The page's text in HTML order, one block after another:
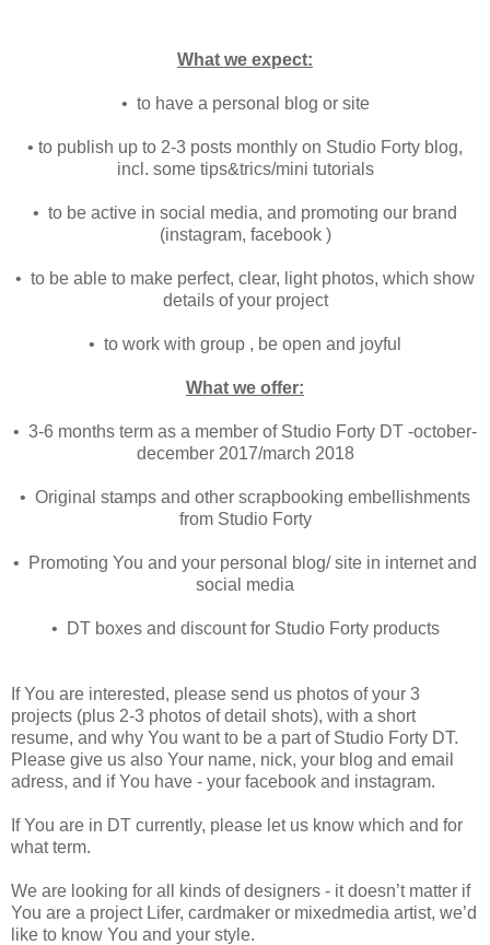
What we expect:
• to have a personal blog or site
• to publish up to 2-3 posts monthly on Studio Forty blog,
incl. some tips&trics/mini tutorials
• to be active in social media, and promoting our brand
(instagram, facebook )
• to be able to make perfect, clear, light photos, which show
details of your project
• to work with group , be open and joyful
What we offer:
• 3-6 months term as a member of Studio Forty DT -october-
december 2017/march 2018
• Original stamps and other scrapbooking embellishments
from Studio Forty
• Promoting You and your personal blog/ site in internet and
social media
• DT boxes and discount for Studio Forty products
If You are interested, please send us photos of your 3
projects (plus 2-3 photos of detail shots), with a short
resume, and why You want to be a part of Studio Forty DT.
Please give us also Your name, nick, your blog and email
adress, and if You have - your facebook and instagram.
If You are in DT currently, please let us know which and for
what term.
We are looking for all kinds of designers - it doesn’t matter if
You are a project Lifer, cardmaker or mixedmedia artist, we’d
like to know You and your style.